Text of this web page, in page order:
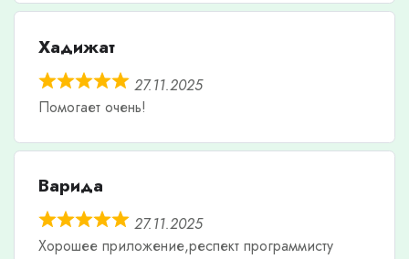
Хадижат
27.11.2025
Помогает очень!
Варида
27.11.2025
Хорошее приложение,респект программисту